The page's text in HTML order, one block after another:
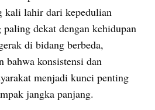
kali lahir dari kepedulian
paling dekat dengan kehidupan
di bidang berbeda,
bahwa konsistensi dan
menjadi kunci penting
jangka panjang.